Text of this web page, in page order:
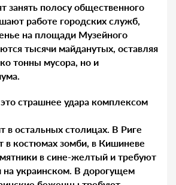
занять полосу общественного
работе городских служб,
на площади Музейного
тысячи майданутых, оставляя
тонны мусора, но и
страшнее удара комплексом
в остальных столицах. В Риге
в костюмах зомби, в Кишиневе
в сине-желтый и требуют
на украинском. В дорогущем